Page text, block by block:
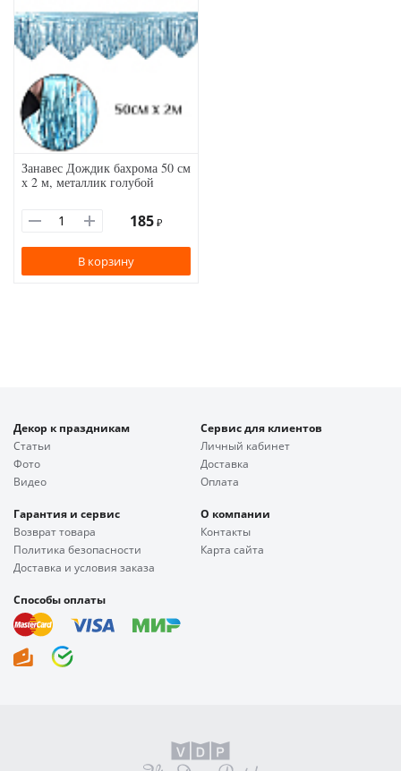
Занавес Дождик бахрома 50 см
х 2 м, металлик голубой
185 ₽
В корзину
Декор к праздникам
Статьи
Фото
Видео
Сервис для клиентов
Личный кабинет
Доставка
Оплата
Гарантия и сервис
Возврат товара
Политика безопасности
Доставка и условия заказа
О компании
Контакты
Карта сайта
Способы оплаты